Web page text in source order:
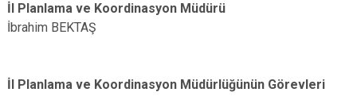
İl Planlama ve Koordinasyon Müdürü
İbrahim BEKTAŞ
İl Planlama ve Koordinasyon Müdürlüğünün Görevleri